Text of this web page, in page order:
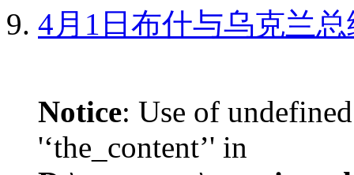
4月1日布什与乌克兰
Notice: Use of
'‘the_content’' in